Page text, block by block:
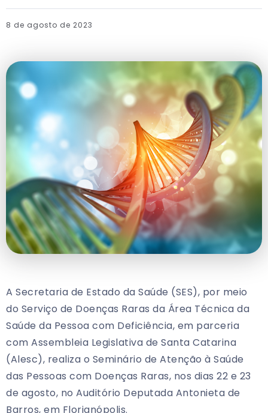
8 de agosto de 2023
A Secretaria de Estado da Saúde (SES), por meio
do Serviço de Doenças Raras da Área Técnica da
Saúde da Pessoa com Deficiência, em parceria
com Assembleia Legislativa de Santa Catarina
(Alesc), realiza o Seminário de Atenção à Saúde
das Pessoas com Doenças Raras, nos dias 22 e 23
de agosto, no Auditório Deputada Antonieta de
Barros, em Florianópolis.